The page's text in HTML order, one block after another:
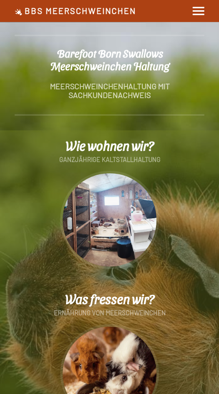
BBS MEERSCHWEINCHEN
Barefoot Born Swallows
Meerschweinchen Haltung
MEERSCHWEINCHENHALTUNG MIT
SACHKUNDENACHWEIS
Wie wohnen wir?
GANZJÄHRIGE KALTSTALLHALTUNG
Was fressen wir?
ERNÄHRUNG VON MEERSCHWEINCHEN